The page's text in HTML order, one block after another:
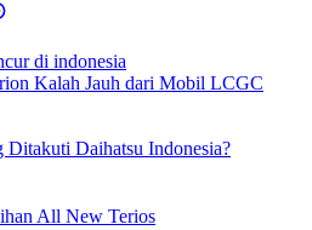
Kalah Jauh dari Mobil LCGC
Daihatsu Indonesia?
All New Terios